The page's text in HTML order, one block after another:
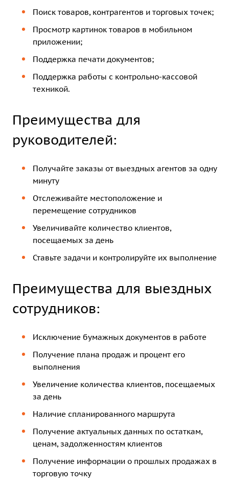
Поиск товаров, контрагентов и торговых точек;
Просмотр картинок товаров в мобильном
приложении;
Поддержка печати документов;
Поддержка работы с контрольно-кассовой
техникой.
Преимущества для
руководителей:
Получайте заказы от выездных агентов за одну
минуту
Отслеживайте местоположение и
перемещение сотрудников
Увеличивайте количество клиентов,
посещаемых за день
Ставьте задачи и контролируйте их выполнение
Преимущества для выездных
сотрудников:
Исключение бумажных документов в работе
Получение плана продаж и процент его
выполнения
Увеличение количества клиентов, посещаемых
за день
Наличие спланированного маршрута
Получение актуальных данных по остаткам,
ценам, задолженностям клиентов
Получение информации о прошлых продажах в
торговую точку